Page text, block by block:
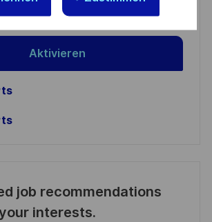
für die Verarbeitung
und stimmen Sie ihnen zu
Aktivieren
job recommendations
interests.